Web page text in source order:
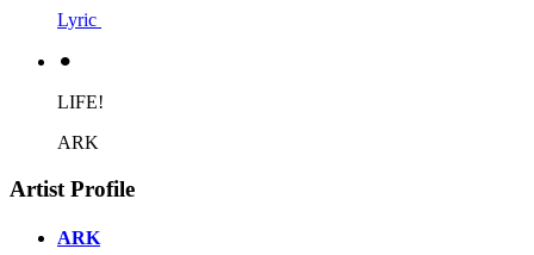
Lyric
⚫︎
LIFE!
ARK
Artist Profile
ARK